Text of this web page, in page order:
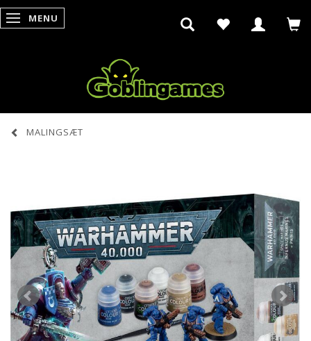
SKIFTE NAVIGATION
MENU
MALINGSÆT